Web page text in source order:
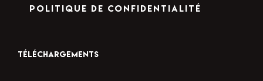
Politique de confidentialité
TÉLÉCHARGEMENTS